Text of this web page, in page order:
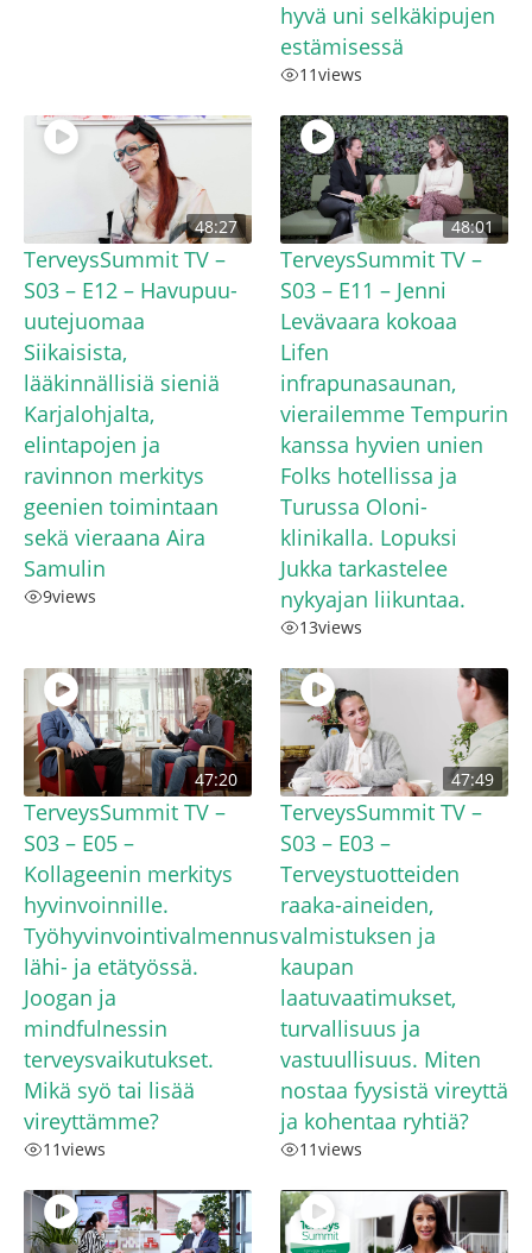
hyvä uni selkäkipujen
estämisessä
11views
48:27
TerveysSummit TV –
S03 – E12 – Havupuu-
uutejuomaa
Siikaisista,
lääkinnällisiä sieniä
Karjalohjalta,
elintapojen ja
ravinnon merkitys
geenien toimintaan
sekä vieraana Aira
Samulin
9views
48:01
TerveysSummit TV –
S03 – E11 – Jenni
Levävaara kokoaa
Lifen
infrapunasaunan,
vierailemme Tempurin
kanssa hyvien unien
Folks hotellissa ja
Turussa Oloni-
klinikalla. Lopuksi
Jukka tarkastelee
nykyajan liikuntaa.
13views
47:20
TerveysSummit TV –
S03 – E05 –
Kollageenin merkitys
hyvinvoinnille.
Työhyvinvointivalmennus
lähi- ja etätyössä.
Joogan ja
mindfulnessin
terveysvaikutukset.
Mikä syö tai lisää
vireyttämme?
11views
47:49
TerveysSummit TV –
S03 – E03 –
Terveystuotteiden
raaka-aineiden,
valmistuksen ja
kaupan
laatuvaatimukset,
turvallisuus ja
vastuullisuus. Miten
nostaa fyysistä vireyttä
ja kohentaa ryhtiä?
11views